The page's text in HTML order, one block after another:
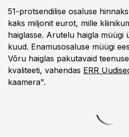
51-protsendilise osaluse
kaks miljonit eurot, mille
haiglasse. Arutelu haigla müügi
kuud. Enamusosaluse müügi
Võru haiglas pakutavaid
kvaliteeti, vahendas ERR
kaamera".